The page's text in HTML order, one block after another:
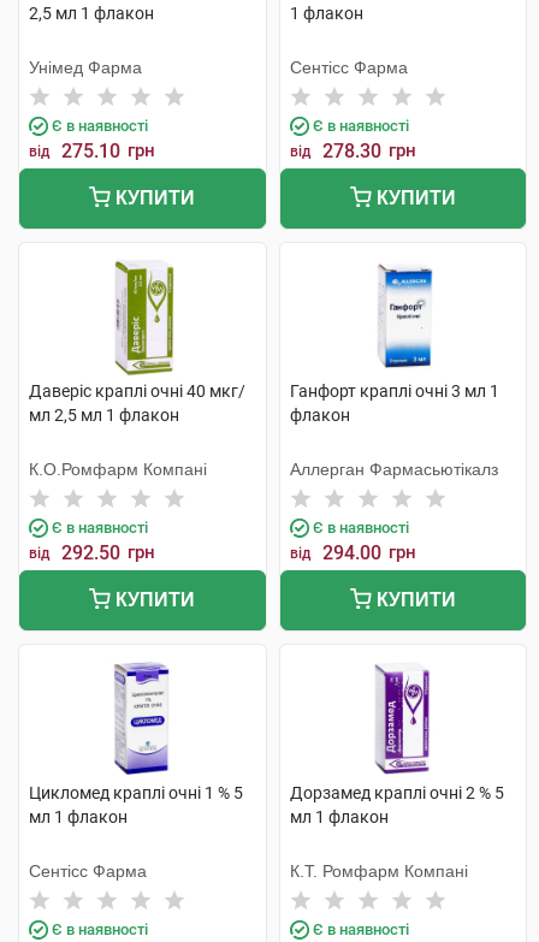
2,5 мл 1 флакон
Унімед Фарма
Є в наявності
від 275.10 грн
КУПИТИ
1 флакон
Сентісс Фарма
Є в наявності
від 278.30 грн
КУПИТИ
Даверіс краплі очні 40 мкг/
мл 2,5 мл 1 флакон
К.О.Ромфарм Компані
Є в наявності
від 292.50 грн
КУПИТИ
Ганфорт краплі очні 3 мл 1
флакон
Аллерган Фармасьютікалз
Є в наявності
від 294.00 грн
КУПИТИ
Цикломед краплі очні 1 % 5
мл 1 флакон
Сентісс Фарма
Є в наявності
Дорзамед краплі очні 2 % 5
мл 1 флакон
К.Т. Ромфарм Компані
Є в наявності